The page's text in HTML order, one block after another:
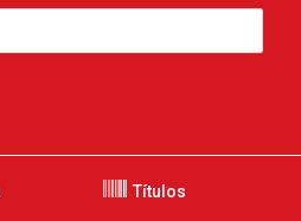
Títulos